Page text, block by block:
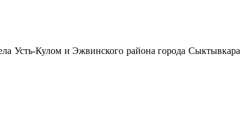
Усть-Кулом и Эжвинского района города Сыктывкара